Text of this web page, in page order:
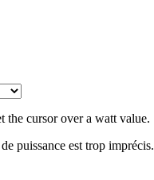
the cursor over a watt value.
puissance est trop